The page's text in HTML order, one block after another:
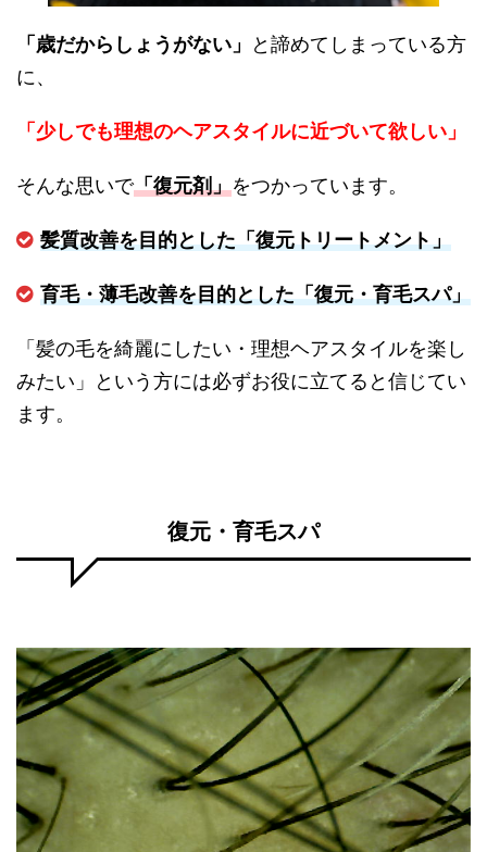
「歳だからしょうがない」
と諦めてしまっている方
に、
「少しでも理想のヘアスタイルに近づいて欲しい」
そんな思いで「復元剤」をつかっています。
髪質改善を目的とした「復元トリートメント」
育毛・薄毛改善を目的とした「復元・育毛スパ」
「髪の毛を綺麗にしたい・理想ヘアスタイルを楽し
みたい」という方には必ずお役に立てると信じてい
ます。
復元・育毛スパ